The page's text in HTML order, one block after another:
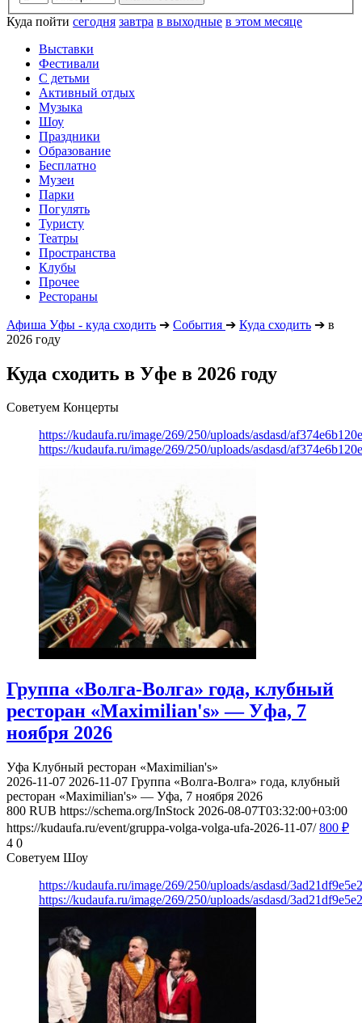
Куда пойти сегодня завтра в выходные в этом месяце
Выставки
Фестивали
С детьми
Активный отдых
Музыка
Шоу
Праздники
Образование
Бесплатно
Музеи
Парки
Погулять
Туристу
Театры
Пространства
Клубы
Прочее
Рестораны
Афиша Уфы - куда сходить ➔ События ➔ Куда сходить ➔ в
2026 году
Куда сходить в Уфе в 2026 году
Советуем Концерты
https://kudaufa.ru/image/269/250/uploads/asdasd/
https://kudaufa.ru/image/269/250/uploads/asdasd/
Группа «Волга-Волга» года, клубный
ресторан «Maximilian's» — Уфа, 7
ноября 2026
Уфа Клубный ресторан «Maximilian's»
2026-11-07 2026-11-07 Группа «Волга-Волга» года, клубный
ресторан «Maximilian's» — Уфа, 7 ноября 2026
800 RUB https://schema.org/InStock 2026-08-07T03:32:00+03:00
https://kudaufa.ru/event/gruppa-volga-volga-ufa-2026-11-07/ 800 ₽
4 0
Советуем Шоу
https://kudaufa.ru/image/269/250/uploads/asdasd/
https://kudaufa.ru/image/269/250/uploads/asdasd/